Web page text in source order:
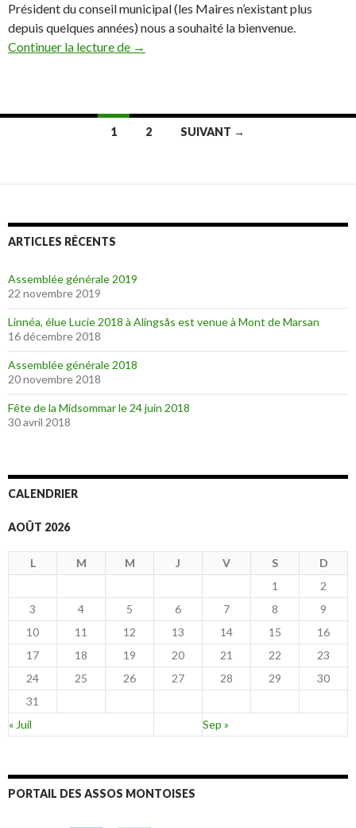
Président du conseil municipal (les Maires n’existant plus
depuis quelques années) nous a souhaité la bienvenue.
Continuer la lecture de Alingsås vendredi 23 juillet
→
des
1 2 SUIVANT →
ARTICLES RÉCENTS
Assemblée générale 2019
22 novembre 2019
Linnéa, élue Lucie 2018 à Alingsås est venue à Mont de Marsan
16 décembre 2018
Assemblée générale 2018
20 novembre 2018
Fête de la Midsommar le 24 juin 2018
30 avril 2018
CALENDRIER
AOÛT 2026
L M M J V S
D
1
2
3
4 5 6 7 8
9
10
11 12 13 14 15
16
17
18 19 20 21 22
23
24
25 26 27 28 29
30
31
« Juil
Sep »
PORTAIL DES ASSOS MONTOISES